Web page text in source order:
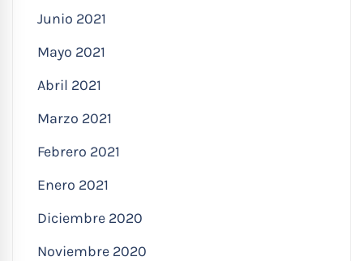
Junio 2021
Mayo 2021
Abril 2021
Marzo 2021
Febrero 2021
Enero 2021
Diciembre 2020
Noviembre 2020